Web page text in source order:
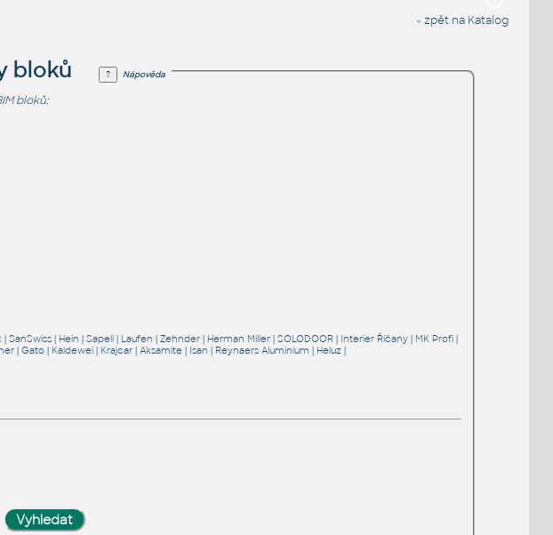
« zpět na Katalog
bloků Nápověda
bloků:
| SanSwiss| Hein | Sapeli| Laufen | Zehnder| Herman Miller| SOLODOOR| Interier Říčany| MK Profi|
| Gato| Kaldewei| Krajcar| Aksamite | Isan | Reynaers Aluminium | Heluz |